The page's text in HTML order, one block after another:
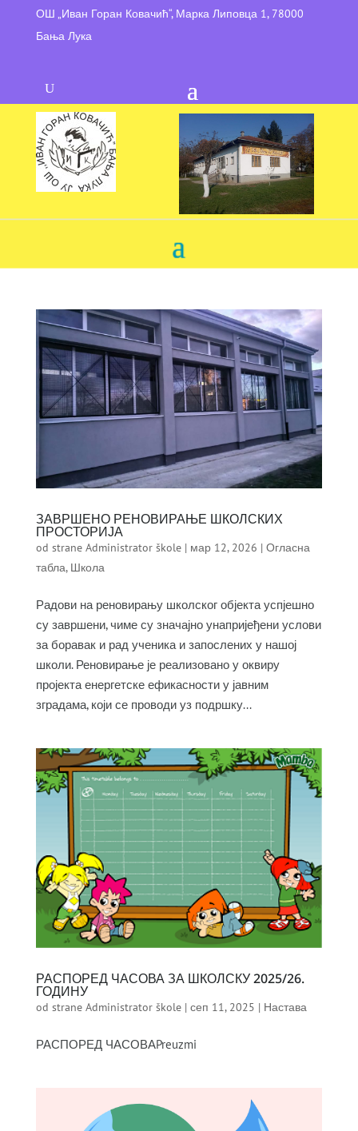
ОШ „Иван Горан Ковачић“, Марка Липовца 1, 78000
Бања Лука
ЗАВРШЕНО РЕНОВИРАЊЕ ШКОЛСКИХ
ПРОСТОРИЈА
od strane Administrator škole| мар 12, 2026 | Огласна
табла, Школа
Радови на реновирању школског објекта успјешно
су завршени, чиме су значајно унапријеђени услови
за боравак и рад ученика и запослених у нашој
школи. Реновирање је реализовано у оквиру
пројекта енергетске ефикасности у јавним
зградама, који се проводи уз подршку...
РАСПОРЕД ЧАСОВА ЗА ШКОЛСКУ 2025/26.
ГОДИНУ
od strane Administrator škole| сеп 11, 2025 | Настава
РАСПОРЕД ЧАСОВАPreuzmi